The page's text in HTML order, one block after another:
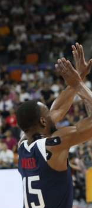
Image